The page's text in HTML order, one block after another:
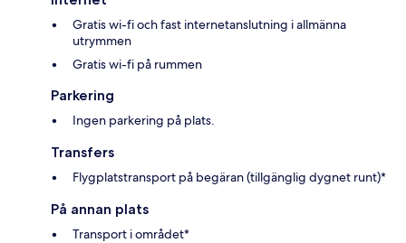
Gratis wi-fi och fast internetanslutning i allmänna
utrymmen
Gratis wi-fi på rummen
Parkering
Ingen parkering på plats.
Transfers
Flygplatstransport på begäran (tillgänglig dygnet runt)*
På annan plats
Transport i området*